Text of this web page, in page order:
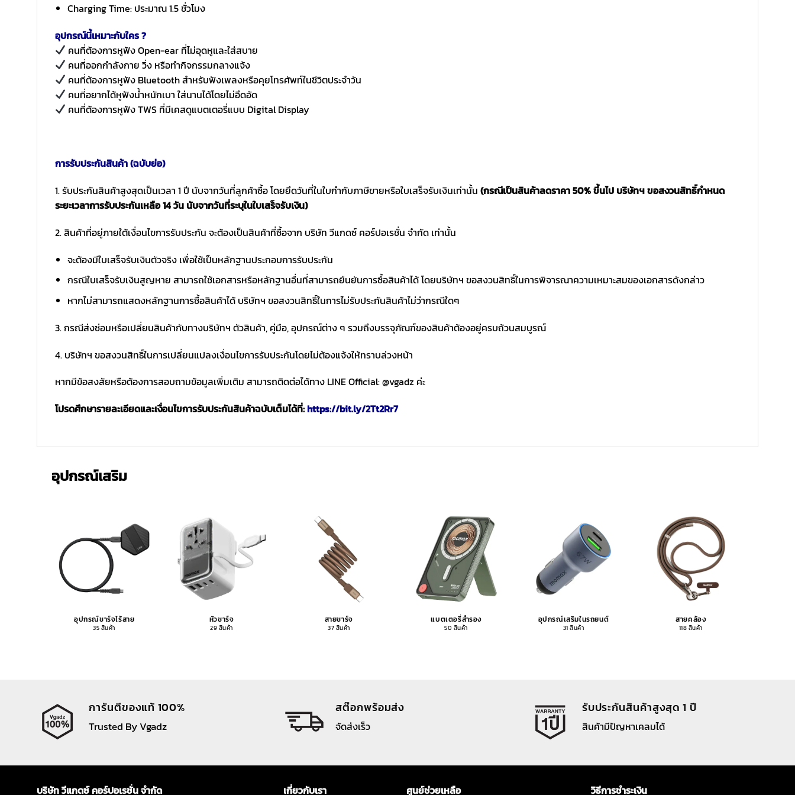
Charging Time: ประมาณ 1.5 ชั่วโมง
อุปกรณ์นี้เหมาะกับใคร ?
คนที่ต้องการหูฟัง Open-ear ที่ไม่อุดหูและใส่สบาย
คนที่ออกกำลังกาย วิ่ง หรือทำกิจกรรมกลางแจ้ง
คนที่ต้องการหูฟัง Bluetooth สำหรับฟังเพลงหรือคุยโทรศัพท์ในชีวิตประจำวัน
คนที่อยากได้หูฟังน้ำหนักเบา ใส่นานได้โดยไม่อึดอัด
คนที่ต้องการหูฟัง TWS ที่มีเคสดูแบตเตอรี่แบบ Digital Display
การรับประกันสินค้า (ฉบับย่อ)
1. รับประกันสินค้าสูงสุดเป็นเวลา 1 ปี นับจากวันที่ลูกค้าซื้อ โดยยึดวันที่ในใบกำกับภาษีขายหรือใบเสร็จรับเงินเท่านั้น (กรณีเป็นสินค้าลดราคา 50% ขึ้นไป บริษัทฯ ขอสงวนสิทธิ์กำหนด
ระยะเวลาการรับประกันเหลือ 14 วัน นับจากวันที่ระบุในใบเสร็จรับเงิน)
2. สินค้าที่อยู่ภายใต้เงื่อนไขการรับประกัน จะต้องเป็นสินค้าที่ซื้อจาก บริษัท วีแกดซ์ คอร์ปอเรชั่น จำกัด เท่านั้น
จะต้องมีใบเสร็จรับเงินตัวจริง เพื่อใช้เป็นหลักฐานประกอบการรับประกัน
กรณีใบเสร็จรับเงินสูญหาย สามารถใช้เอกสารหรือหลักฐานอื่นที่สามารถยืนยันการซื้อสินค้าได้ โดยบริษัทฯ ขอสงวนสิทธิ์ในการพิจารณาความเหมาะสมของเอกสารดังกล่าว
หากไม่สามารถแสดงหลักฐานการซื้อสินค้าได้ บริษัทฯ ขอสงวนสิทธิ์ในการไม่รับประกันสินค้าไม่ว่ากรณีใดๆ
3. กรณีส่งซ่อมหรือเปลี่ยนสินค้ากับทางบริษัทฯ ตัวสินค้า, คู่มือ, อุปกรณ์ต่าง ๆ รวมถึงบรรจุภัณฑ์ของสินค้าต้องอยู่ครบถ้วนสมบูรณ์
4. บริษัทฯ ขอสงวนสิทธิ์ในการเปลี่ยนแปลงเงื่อนไขการรับประกันโดยไม่ต้องแจ้งให้ทราบล่วงหน้า
หากมีข้อสงสัยหรือต้องการสอบถามข้อมูลเพิ่มเติม สามารถติดต่อได้ทาง LINE Official: @vgadz ค่ะ
โปรดศึกษารายละเอียดและเงื่อนไขการรับประกันสินค้าฉบับเต็มได้ที่:https://bit.ly/2Tt2Rr7
อุปกรณ์เสริม
อุปกรณ์ชาร์จไร้สาย
35 สินค้า
หัวชาร์จ
29 สินค้า
สายชาร์จ
37 สินค้า
แบตเตอรี่สำรอง
50 สินค้า
อุปกรณ์เสริมในรถยนต์
31 สินค้า
สายคล้อง
118 สินค้า
การันตีของแท้ 100%
Trusted By Vgadz
สต๊อกพร้อมส่ง
จัดส่งเร็ว
รับประกันสินค้าสูงสุด 1 ปี
สินค้ามีปัญหาเคลมได้
บริษัท วีแกดซ์ คอร์ปอเรชั่น จำกัด เกี่ยวกับเรา ศูนย์ช่วยเหลือ วิธีการชำระเงิน